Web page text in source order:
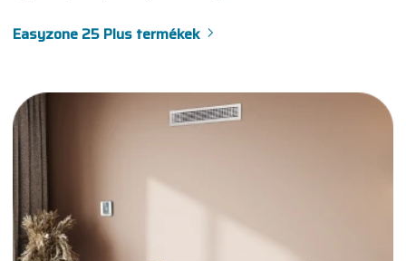
Easyzone 25 Plus termékek